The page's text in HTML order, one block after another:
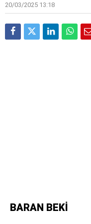
20/03/2025 13:18
BARAN BEKİ